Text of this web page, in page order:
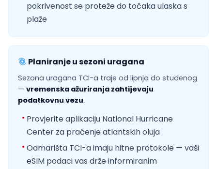
pokrivenost se proteže do točaka ulaska s
plaže
Planiranje u sezoni uragana
Sezona uragana TCI-a traje od lipnja do studenog
— vremenska ažuriranja zahtijevaju
podatkovnu vezu.
Provjerite aplikaciju National Hurricane
Center za praćenje atlantskih oluja
Odmarišta TCI-a imaju hitne protokole — vaši
eSIM podaci vas drže informiranim